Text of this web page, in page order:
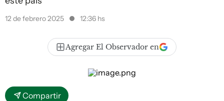
12 de febrero 2025 12:36 hs
Agregar El Observador en
Compartir